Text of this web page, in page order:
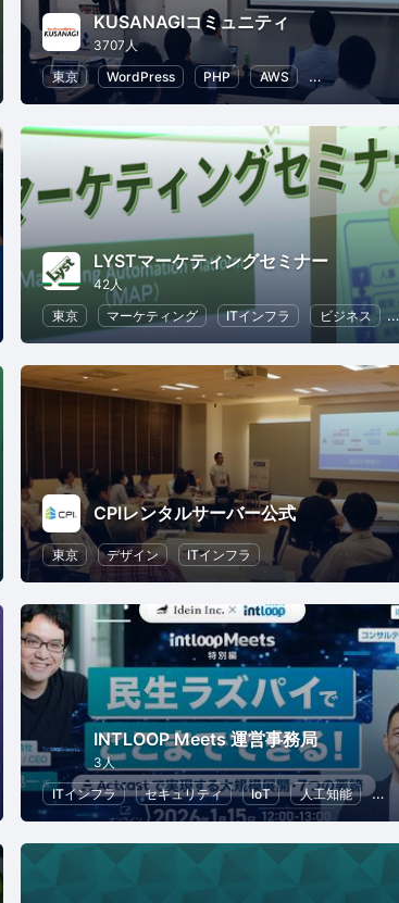
KUSANAGIコミュニティ
3707人
東京
WordPress PHP AWS ITインフラ
オープンソース クラウド
LYSTマーケティングセミナー
42人
東京
マーケティング ITインフラ ビジネス
CPIレンタルサーバー公式
東京 デザイン ITインフラ
ビジネス
INTLOOP Meets 運営事務局
3人
ITインフラ
セキュリティ IoT 人工知能 DX